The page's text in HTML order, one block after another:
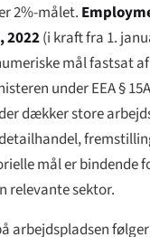
2%-målet.
2022(i kraft fra 1.
mål fastsat af
under EEA §
dækker store
mål er bindende
relevante sektor.
arbejdspladsen